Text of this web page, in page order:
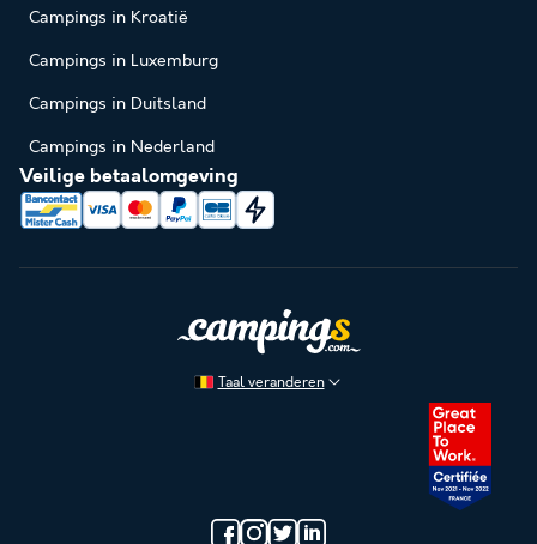
Campings in Kroatië
Campings in Luxemburg
Campings in Duitsland
Campings in Nederland
Veilige betaalomgeving
Taal veranderen